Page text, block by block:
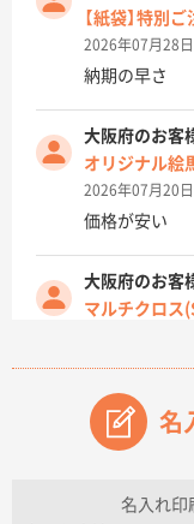
【紙袋】特別
2026年07月28
納期の早さ
大阪府のお客
オリジナル絵
2026年07月20
価格が安い
大阪府のお客
マルチクロス
原稿データ流
兵庫県のお客
チケットホル
上記のとおり
名
名入れ印